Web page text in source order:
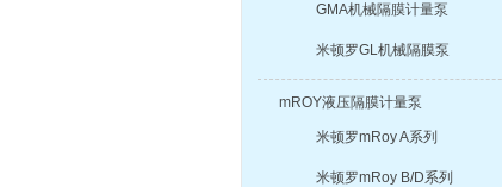
GMA机械隔膜计量泵
米顿罗GL机械隔膜泵
mROY液压隔膜计量泵
米顿罗mRoy A系列
米顿罗mRoy B/D系列